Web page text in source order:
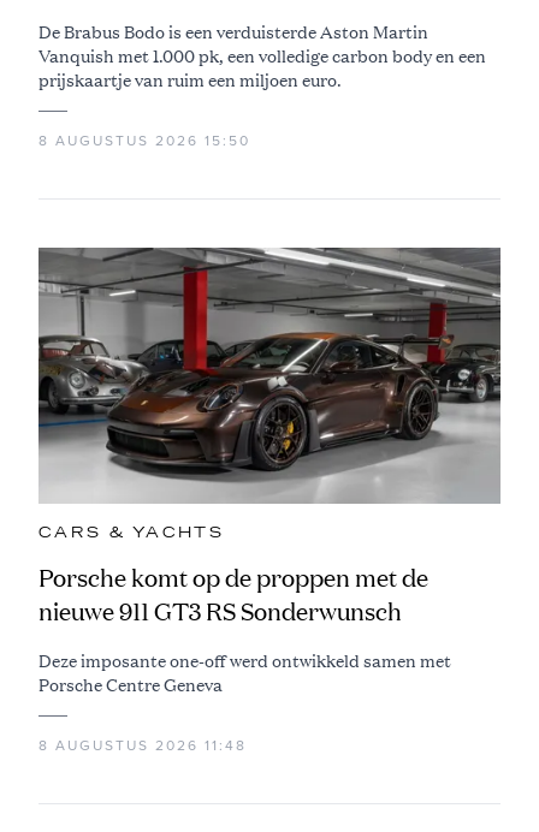
De Brabus Bodo is een verduisterde Aston Martin
Vanquish met 1.000 pk, een volledige carbon body en een
prijskaartje van ruim een miljoen euro.
8 AUGUSTUS 2026 15:50
CARS & YACHTS
Porsche komt op de proppen met de
nieuwe 911 GT3 RS Sonderwunsch
Deze imposante one-off werd ontwikkeld samen met
Porsche Centre Geneva
8 AUGUSTUS 2026 11:48